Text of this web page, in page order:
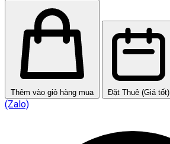
Thêm vào giỏ hàng mua Đặt Thuê (Giá tốt)
(Zalo)